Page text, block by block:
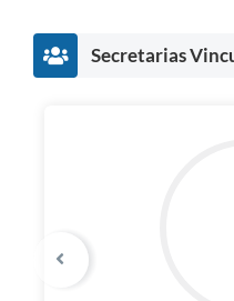
Secretarias